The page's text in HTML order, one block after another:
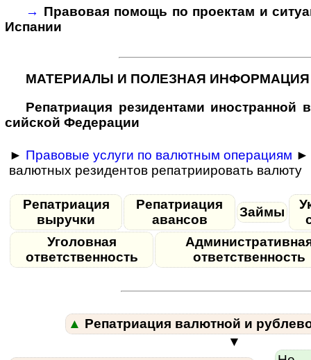
→ Правовая помощь по проектам и
Испа­нии
МАТЕРИАЛЫ И ПОЛЕЗНАЯ ИНФОРМАЦИЯ
Репатриация ре­зи­ден­та­ми
сий­ской Федерации
► Правовые услуги по валютным операциям ►
валютных резидентов репатриировать валюту
Репатриация
выручки
Репатриация
авансов
Займы
Уголовная
ответственность
ответственность
▲ Репатриация валютной и
▼